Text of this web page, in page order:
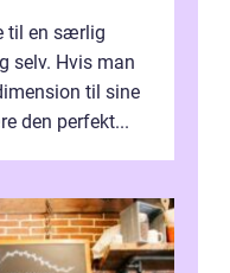
til en særlig
selv. Hvis man
til sine
den perfekt...